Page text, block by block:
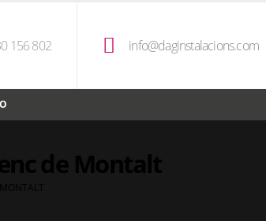
156 802 info@daginstalacions.com